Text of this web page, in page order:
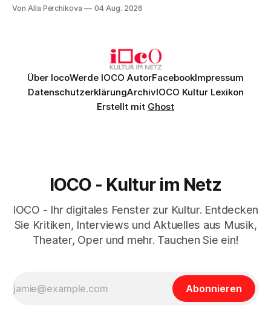
Genau so war der Abend im Kurhaus Wiesbaden, an dem
Von Alla Perchikova 04 Aug. 2026
Über IocoWerde IOCO AutorFacebookImpressum
DatenschutzerklärungArchivIOCO Kultur Lexikon
Erstellt mit Ghost
IOCO - Kultur im Netz
IOCO - Ihr digitales Fenster zur Kultur. Entdecken
Sie Kritiken, Interviews und Aktuelles aus Musik,
Theater, Oper und mehr. Tauchen Sie ein!
Abonnieren